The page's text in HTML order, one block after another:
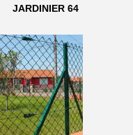
JARDINIER 64